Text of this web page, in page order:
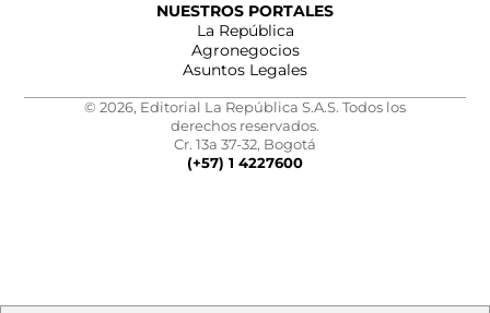
NUESTROS PORTALES
La República
Agronegocios
Asuntos Legales
© 2026, Editorial La República S.A.S. Todos los
derechos reservados.
Cr. 13a 37-32, Bogotá
(+57) 1 4227600